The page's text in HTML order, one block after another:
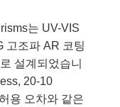
는 UV-VIS
고조파 AR 코팅
설계되었습니
20-10
용 오차와 같은